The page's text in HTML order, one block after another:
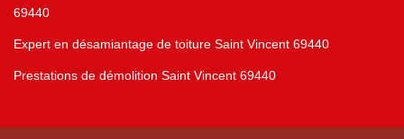
69440
Expert en désamiantage de toiture Saint Vincent 69440
Prestations de démolition Saint Vincent 69440